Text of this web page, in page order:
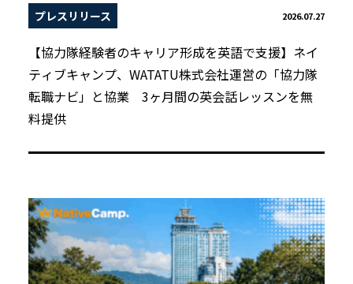
プレスリリース 2026.07.27
【協力隊経験者のキャリア形成を英語で支援】ネイ
ティブキャンプ、WATATU株式会社運営の「協力隊
転職ナビ」と協業 3ヶ月間の英会話レッスンを無
料提供